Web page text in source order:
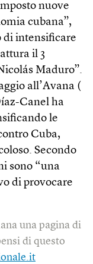
nuove
cubana”,
di intensificare
il 3
Maduro”.
all’Avana (
Canel ha
le
Cuba,
Secondo
sono “una
di provocare
una pagina di
di questo